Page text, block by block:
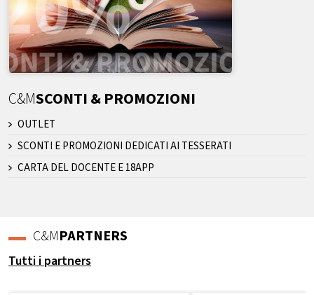
C&MSCONTI & PROMOZIONI
OUTLET
SCONTI E PROMOZIONI DEDICATI AI TESSERATI
CARTA DEL DOCENTE E 18APP
C&MPARTNERS
Tutti i partners